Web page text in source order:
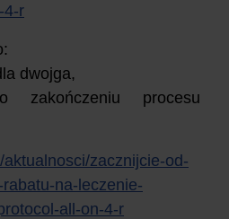
4-r
dwojga,
procesu
zacznijcie-od-
na-leczenie-
all-on-4-r